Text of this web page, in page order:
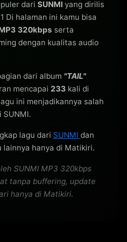
dari SUNMI yang dirilis
Di halaman ini kamu bisa
320kbps serta
dengan kualitas audio
dari album "TAIL"
mencapai 233 kali di
ini menjadikannya salah
lagu dari SUNMI dan
hanya di Matikiri.
SUNMI MP3 320kbps
tanpa buffering, update
hanya di Matikiri.